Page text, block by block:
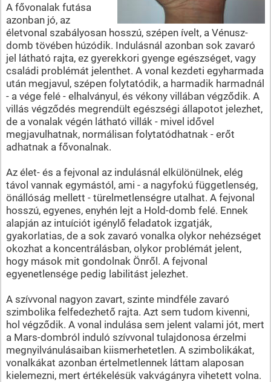
A fővonalak futása
azonban jó, az
életvonal szabályosan hosszú, szépen ívelt, a Vénusz-
domb tövében húzódik. Indulásnál azonban sok zavaró
jel látható rajta, ez gyerekkori gyenge egészséget, vagy
családi problémát jelenthet. A vonal kezdeti egyharmada
után megjavul, szépen folytatódik, a harmadik harmadnál
- a vége felé - elhalványul, és vékony villában végződik. A
villás végződés megrendült egészségi állapotot jelezhet,
de a vonalak végén látható villák - mivel idővel
megjavulhatnak, normálisan folytatódhatnak - erőt
adhatnak a fővonalnak.
Az élet- és a fejvonal az indulásnál elkülönülnek, elég
távol vannak egymástól, ami - a nagyfokú függetlenség,
önállóság mellett - türelmetlenségre utalhat. A fejvonal
hosszú, egyenes, enyhén lejt a Hold-domb felé. Ennek
alapján az intuíciót igénylő feladatok izgatják,
gyakorlatias, de a sok zavaró vonalka olykor nehézséget
okozhat a koncentrálásban, olykor problémát jelent,
hogy mások mit gondolnak Önről. A fejvonal
egyenetlensége pedig labilitást jelezhet.
A szívvonal nagyon zavart, szinte mindféle zavaró
szimbolika felfedezhető rajta. Azt sem tudom kivenni,
hol végződik. A vonal indulása sem jelent valami jót, mert
a Mars-dombról induló szívvonal tulajdonosa érzelmi
megnyilvánulásaiban kiismerhetetlen. A szimbolikákat,
vonalkákat azonban értelmetlennek láttam alaposan
kielemezni, mert értékelésük vakvágányra vihetett volna.